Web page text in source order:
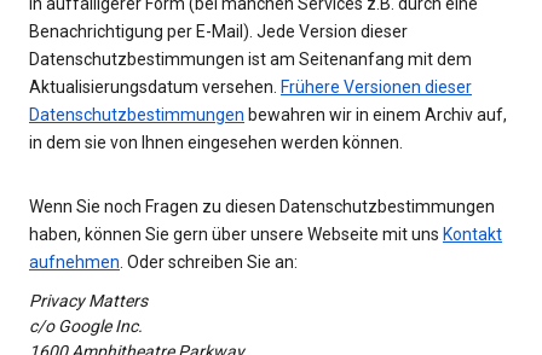
Benachrichtigung per E-Mail). Jede Version dieser
Datenschutzbestimmungen ist am Seitenanfang mit dem
Aktualisierungsdatum versehen. Frühere Versionen dieser
Datenschutzbestimmungen bewahren wir in einem Archiv auf,
in dem sie von Ihnen eingesehen werden können.
Wenn Sie noch Fragen zu diesen Datenschutzbestimmungen
haben, können Sie gern über unsere Webseite mit uns Kontakt
aufnehmen . Oder schreiben Sie an:
Privacy Matters
c/o Google Inc.